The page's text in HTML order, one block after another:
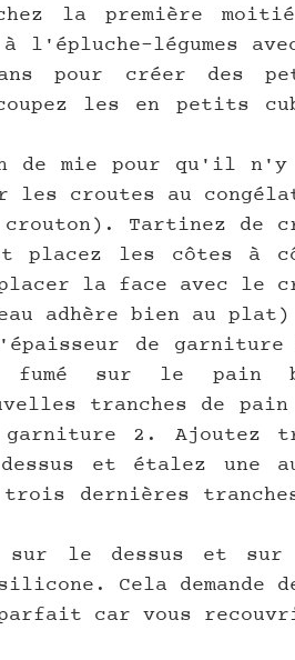
la première
l'épluche-légumes
pour créer des
les en petits
de mie pour qu'il
les croutes au
Tartinez de
placez les côtes à
la face avec le
adhère bien au plat)
de
fumé sur le pain
tranches de
garniture 2. Ajoutez
et étalez une
dernières
sur le dessus et
Cela demande
car vous